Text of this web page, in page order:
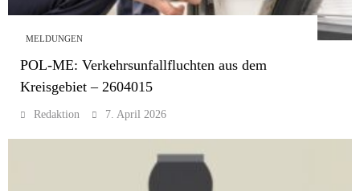
MELDUNGEN
POL-ME: Verkehrsunfallfluchten aus dem
Kreisgebiet – 2604015
Redaktion 7. April 2026